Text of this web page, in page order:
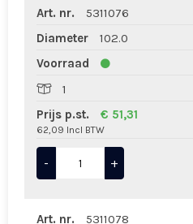
Art. nr.
5311076
Diameter
102.0
Voorraad
1
Prijs p.st.
€ 51,31
62,09 Incl BTW
- +
Art. nr. 5311078